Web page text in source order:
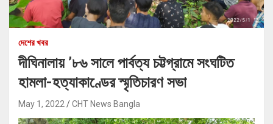
দেশের খবর
দীঘিনালায় ’৮৬ সালে পার্বত্য চট্টগ্রামে সংঘটিত
হামলা-হত্যাকাণ্ডের স্মৃতিচারণ সভা
May 1, 2022 CHT News Bangla